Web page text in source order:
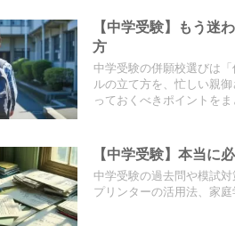
【中学受験】もう迷
方
中学受験の併願校選びは
ルの立て方を、忙しい親
っておくべきポイントを
【中学受験】本当に
中学受験の過去問や模試
プリンターの活用法、家